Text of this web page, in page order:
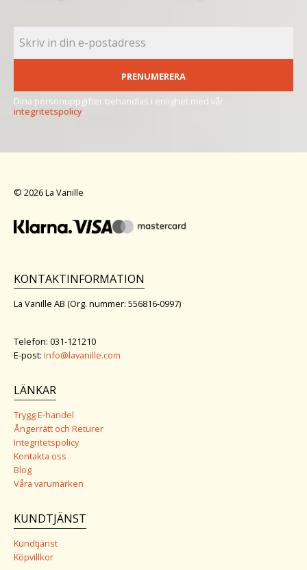
PRENUMERERA
Dina personuppgifter behandlas i enlighet med vår
integritetspolicy.
© 2026 La Vanille
KONTAKTINFORMATION
La Vanille AB (Org. nummer: 556816-0997)
Telefon: 031-121210
E-post: info@lavanille.com
LÄNKAR
Trygg E-handel
Ångerrätt och Returer
Integritetspolicy
Kontakta oss
Blog
Våra varumärken
KUNDTJÄNST
Kundtjänst
Köpvillkor